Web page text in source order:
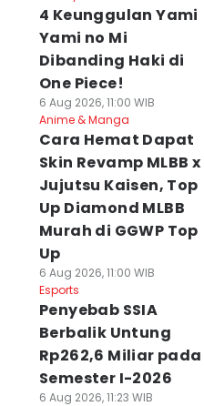
4 Keunggulan Yami
Yami no Mi
Dibanding Haki di
One Piece!
6 Aug 2026, 11:00 WIB
Anime & Manga
Cara Hemat Dapat
Skin Revamp MLBB x
Jujutsu Kaisen, Top
Up Diamond MLBB
Murah di GGWP Top
Up
6 Aug 2026, 11:00 WIB
Esports
Penyebab SSIA
Berbalik Untung
Rp262,6 Miliar pada
Semester I-2026
6 Aug 2026, 11:23 WIB